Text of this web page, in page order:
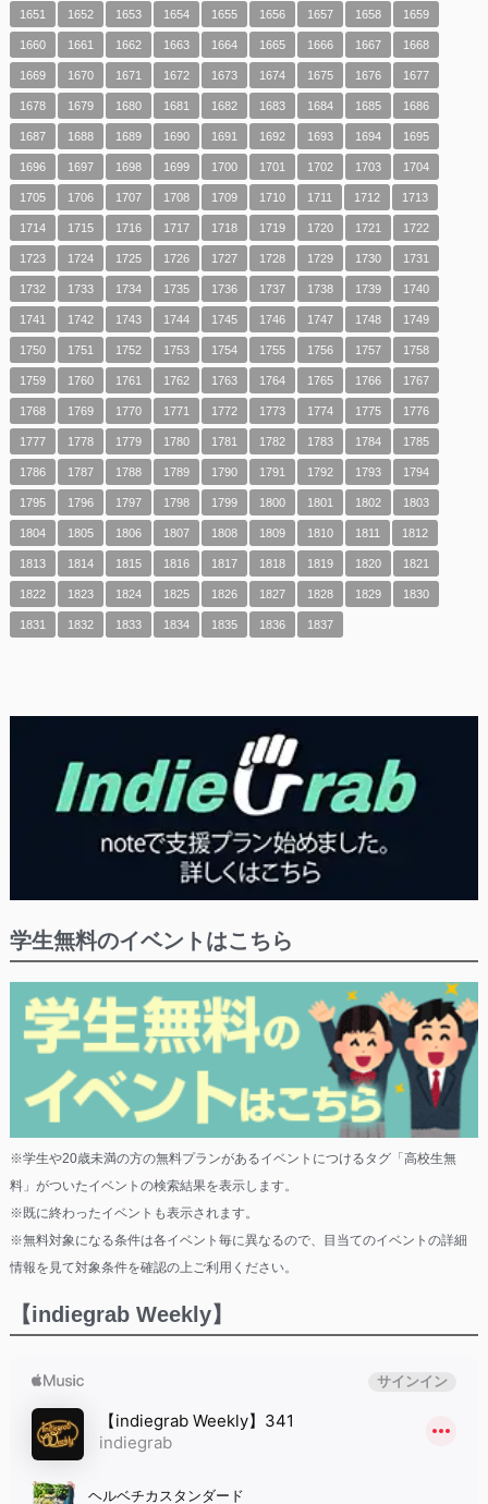
1651 1652 1653 1654 1655 1656 1657 1658 1659
1660 1661 1662 1663 1664 1665 1666 1667 1668
1669 1670 1671 1672 1673 1674 1675 1676 1677
1678 1679 1680 1681 1682 1683 1684 1685 1686
1687 1688 1689 1690 1691 1692 1693 1694 1695
1696 1697 1698 1699 1700 1701 1702 1703 1704
1705 1706 1707 1708 1709 1710 1711 1712 1713
1714 1715 1716 1717 1718 1719 1720 1721 1722
1723 1724 1725 1726 1727 1728 1729 1730 1731
1732 1733 1734 1735 1736 1737 1738 1739 1740
1741 1742 1743 1744 1745 1746 1747 1748 1749
1750 1751 1752 1753 1754 1755 1756 1757 1758
1759 1760 1761 1762 1763 1764 1765 1766 1767
1768 1769 1770 1771 1772 1773 1774 1775 1776
1777 1778 1779 1780 1781 1782 1783 1784 1785
1786 1787 1788 1789 1790 1791 1792 1793 1794
1795 1796 1797 1798 1799 1800 1801 1802 1803
1804 1805 1806 1807 1808 1809 1810 1811 1812
1813 1814 1815 1816 1817 1818 1819 1820 1821
1822 1823 1824 1825 1826 1827 1828 1829 1830
1831 1832 1833 1834 1835 1836 1837
学生無料のイベントはこちら
※学生や20歳未満の方の無料プランがあるイベントにつけるタグ「高校生無
料」がついたイベントの検索結果を表示します。
※既に終わったイベントも表示されます。
※無料対象になる条件は各イベント毎に異なるので、目当てのイベントの詳細
情報を見て対象条件を確認の上ご利用ください。
【indiegrab Weekly】